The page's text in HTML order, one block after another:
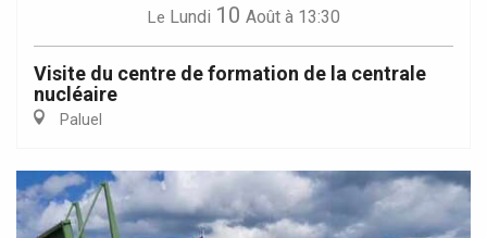
Le Lundi 10 Août à 13:30
Visite du centre de formation de la centrale
nucléaire
Paluel